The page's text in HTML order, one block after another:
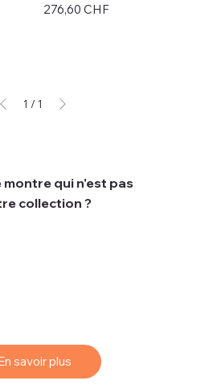
montre qui n'est pas
collection ?
savoir plus
Prix
276,60 CHF
1 / 1